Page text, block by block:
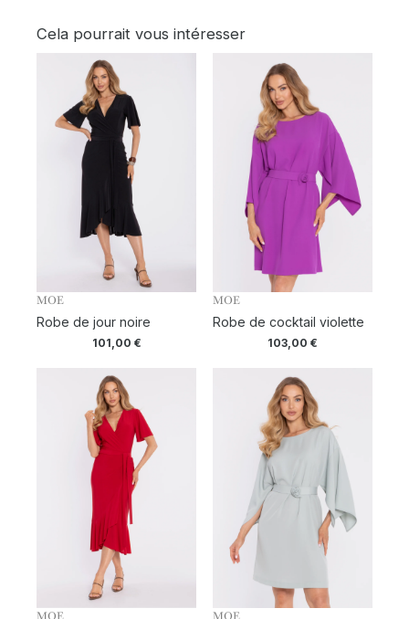
Cela pourrait vous intéresser
MOE
Robe de jour noire
101,00 €
MOE
Robe de cocktail violette
103,00 €
MOE MOE